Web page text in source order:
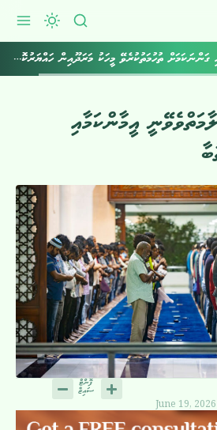
ވަގަށް ނަގާފައިވާ ތަކެތި ނުއަގުގައި ގަންނަކަމަށް ތުހުމަތުކުރެވޭ މީހަކު މަރަދޫއިން ހައްޔަރުކޮށްފި
އީމާންކަމާއި
June 19, 2026